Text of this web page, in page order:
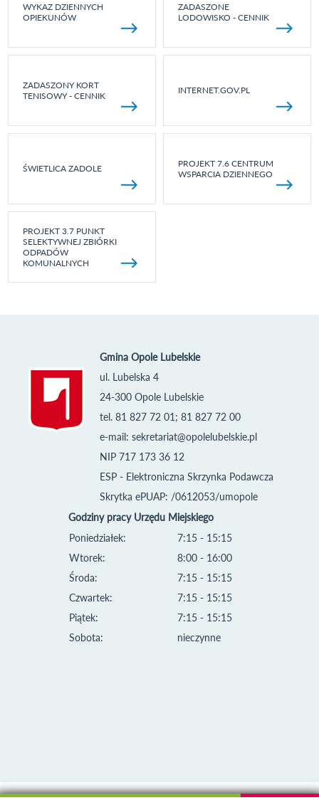
WYKAZ DZIENNYCH
OPIEKUNÓW
ZADASZONE
LODOWISKO - CENNIK
ZADASZONY KORT
TENISOWY - CENNIK
INTERNET.GOV.PL
ŚWIETLICA ZADOLE
PROJEKT 7.6 CENTRUM
WSPARCIA DZIENNEGO
PROJEKT 3.7 PUNKT
SELEKTYWNEJ ZBIÓRKI
ODPADÓW
KOMUNALNYCH
Gmina Opole Lubelskie
ul. Lubelska 4
24-300 Opole Lubelskie
tel. 81 827 72 01; 81 827 72 00
e-mail: sekretariat@opolelubelskie.pl
NIP 717 173 36 12
ESP - Elektroniczna Skrzynka Podawcza
Skrytka ePUAP: /0612053/umopole
Godziny pracy Urzędu Miejskiego
Poniedziałek:
Wtorek:
Środa:
Czwartek:
Piątek:
Sobota:
7:15 - 15:15
8:00 - 16:00
7:15 - 15:15
7:15 - 15:15
7:15 - 15:15
nieczynne